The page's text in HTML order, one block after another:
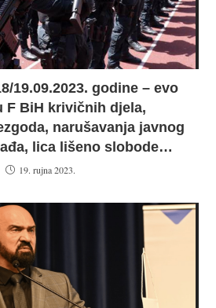
19.09.2023. godine – evo
F BiH krivičnih djela,
narušavanja javnog
lica lišeno slobode…
19. rujna 2023.